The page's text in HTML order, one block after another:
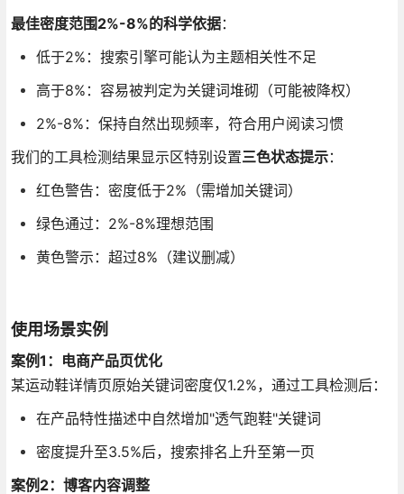
最佳密度范围2%-8%的科学依据：
低于2%：搜索引擎可能认为主题相关性不足
高于8%：容易被判定为关键词堆砌（可能被降权）
2%-8%：保持自然出现频率，符合用户阅读习惯
我们的工具检测结果显示区特别设置三色状态提示：
红色警告：密度低于2%（需增加关键词）
绿色通过：2%-8%理想范围
黄色警示：超过8%（建议删减）
使用场景实例
案例1：电商产品页优化
某运动鞋详情页原始关键词密度仅1.2%，通过工具检测后：
在产品特性描述中自然增加"透气跑鞋"关键词
密度提升至3.5%后，搜索排名上升至第一页
案例2：博客内容调整